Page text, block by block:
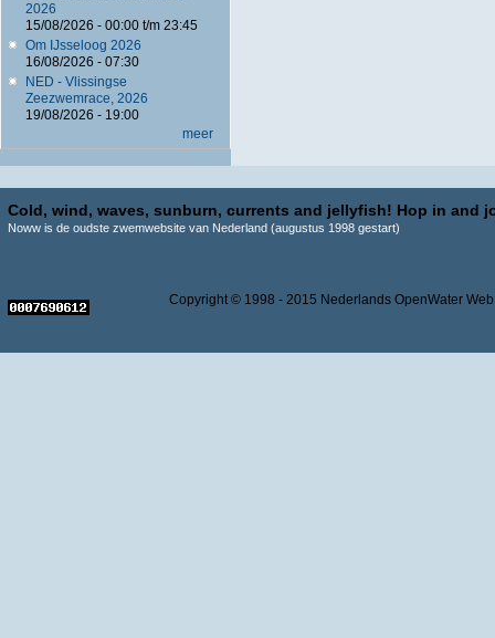
2026
15/08/2026 - 00:00t/m 23:45
Om IJsseloog 2026
16/08/2026 - 07:30
NED - Vlissingse
Zeezwemrace, 2026
19/08/2026 - 19:00
meer
Cold, wind, waves, sunburn, currents and jellyfish! Hop in and
Noww is de oudste zwemwebsite van Nederland (augustus 1998 gestart)
Copyright © 1998 - 2015 Nederlands OpenWater